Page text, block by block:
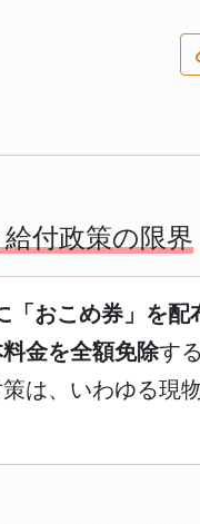
付政策の限界
「おこめ券」を配
金を全額免除す
は、いわゆる現